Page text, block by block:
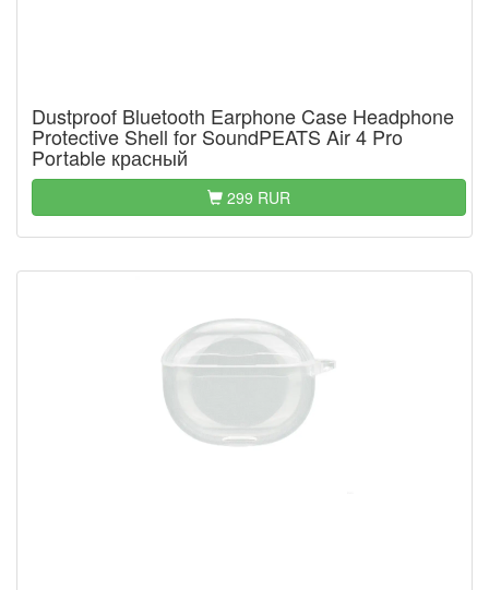
Dustproof Bluetooth Earphone Case Headphone
Protective Shell for SoundPEATS Air 4 Pro
Portable красный
299 RUR